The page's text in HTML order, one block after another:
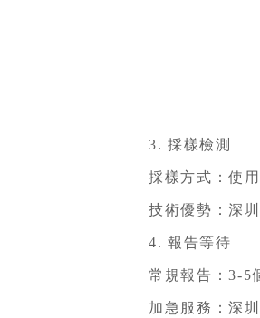
3. 採樣檢測
採樣方式：使
技術優勢：深
4. 報告等待
常規報告：3-5
加急服務：深